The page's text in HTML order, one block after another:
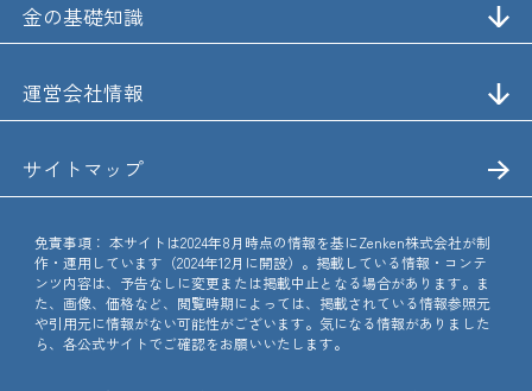
金の基礎知識
運営会社情報
サイトマップ
免責事項： 本サイトは2024年8月時点の情報を基にZenken株式会社が制
作・運用しています（2024年12月に開設）。掲載している情報・コンテ
ンツ内容は、予告なしに変更または掲載中止となる場合があります。ま
た、画像、価格など、閲覧時期によっては、掲載されている情報参照元
や引用元に情報がない可能性がございます。気になる情報がありました
ら、各公式サイトでご確認をお願いいたします。